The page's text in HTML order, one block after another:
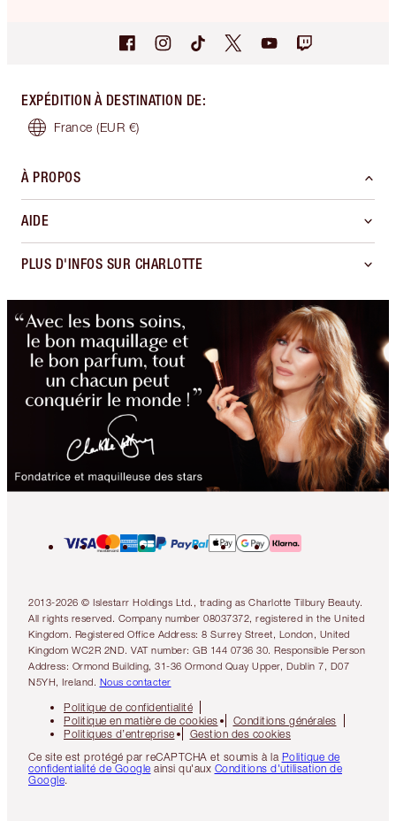
EXPÉDITION À DESTINATION DE:
France (EUR €)
À PROPOS
AIDE
PLUS D'INFOS SUR CHARLOTTE
2013-2026 © Islestarr Holdings Ltd., trading as Charlotte Tilbury Beauty.
All rights reserved. Company number 08037372, registered in the United
Kingdom. Registered Office Address: 8 Surrey Street, London, United
Kingdom WC2R 2ND. VAT number: GB 144 0736 30. Responsible Person
Address: Ormond Building, 31-36 Ormond Quay Upper, Dublin 7, D07
N5YH, Ireland. Nous contacter
Politique de confidentialité
Politique en matière de cookies
Conditions générales
Politiques d’entreprise
Gestion des cookies
Ce site est protégé par reCAPTCHA et soumis à la Politique de
confidentialité de Google ainsi qu'aux Conditions d'utilisation de
Google.